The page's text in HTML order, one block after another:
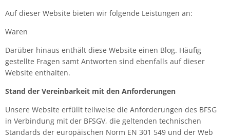
Auf dieser Website bieten wir folgende Leistungen an:
Waren
Darüber hinaus enthält diese Website einen Blog. Häufig
gestellte Fragen samt Antworten sind ebenfalls auf dieser
Website enthalten.
Stand der Vereinbarkeit mit den Anforderungen
Unsere Website erfüllt teilweise die Anforderungen des BFSG
in Verbindung mit der BFSGV, die geltenden technischen
Standards der europäischen Norm EN 301 549 und der Web
Nr. 16 (22)
Nr. 17
Nr. 30 (19)
Nr. 50 (27)